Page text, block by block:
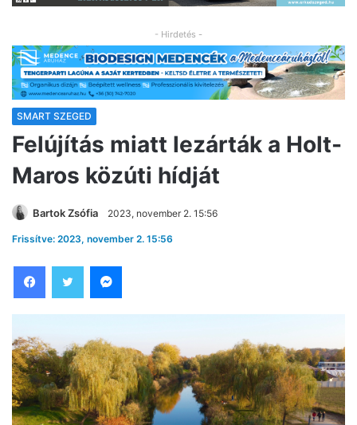
- Hirdetés -
SMART SZEGED
Felújítás miatt lezárták a Holt-
Maros közúti hídját
Bartok Zsófia 2023, november 2. 15:56
Frissítve: 2023, november 2. 15:56